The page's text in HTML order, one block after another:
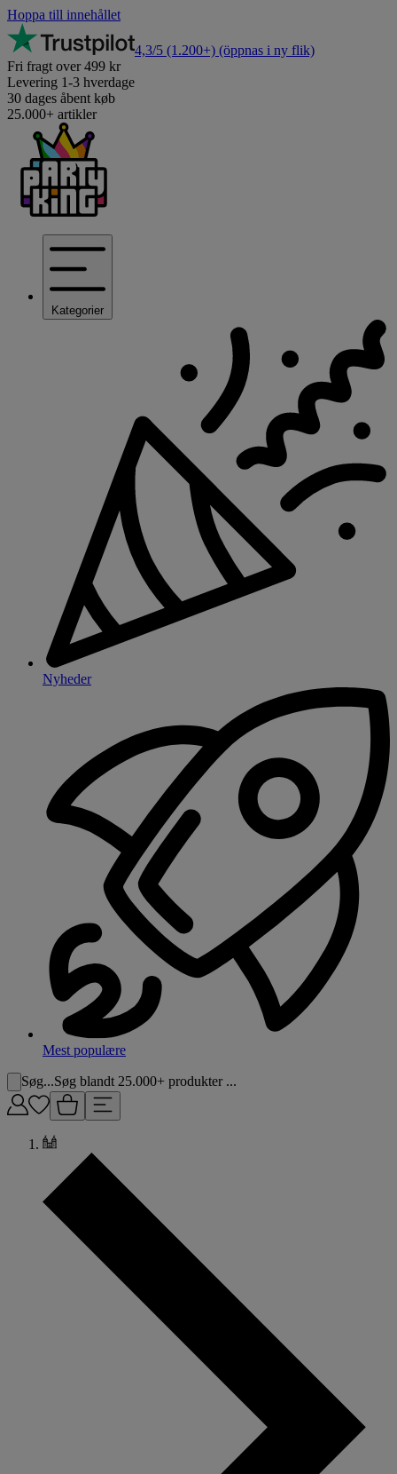
Hoppa till innehållet
4,3/5 (1.200+) (öppnas i ny flik)
Fri fragt over 499 kr
Levering 1-3 hverdage
30 dages åbent køb
25.000+ artikler
Kategorier
Nyheder
Mest populære
Søg...Søg blandt 25.000+ produkter ...